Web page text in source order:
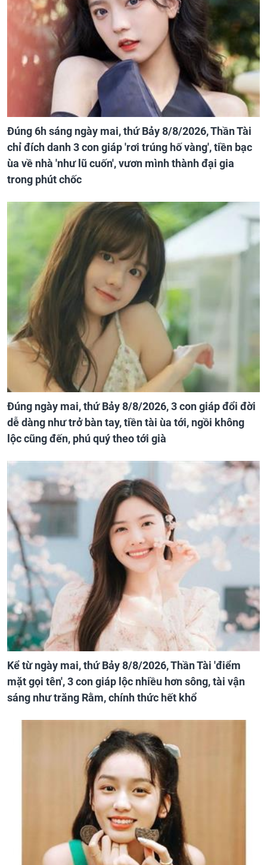
Đúng 6h sáng ngày mai, thứ Bảy 8/8/2026, Thần Tài
chỉ đích danh 3 con giáp 'rơi trúng hố vàng', tiền bạc
ùa về nhà 'như lũ cuốn', vươn mình thành đại gia
trong phút chốc
Đúng ngày mai, thứ Bảy 8/8/2026, 3 con giáp đổi đời
dễ dàng như trở bàn tay, tiền tài ùa tới, ngồi không
lộc cũng đến, phú quý theo tới già
Kể từ ngày mai, thứ Bảy 8/8/2026, Thần Tài 'điểm
mặt gọi tên', 3 con giáp lộc nhiều hơn sông, tài vận
sáng như trăng Rằm, chính thức hết khổ